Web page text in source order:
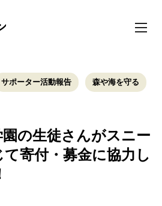
toggle
サポーター活動報告 森や海を守る
の生徒さんがスニー
寄付・募金に協力し